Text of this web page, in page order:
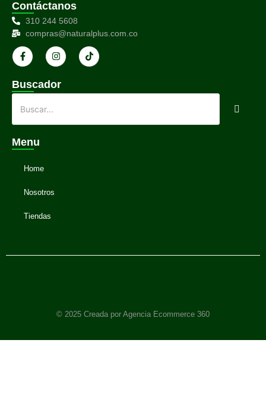
Contáctanos
310 244 5608
compras@naturalplus.com.co
Buscador
Menu
Home
Nosotros
Tiendas
© 2025 Creada por Agencia Ecommerce 360